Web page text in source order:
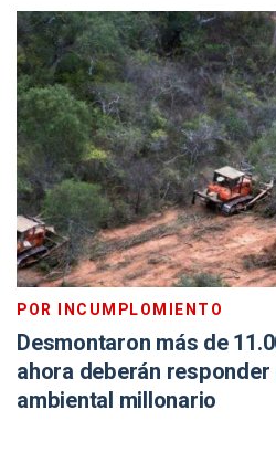
POR INCUMPLOMIENTO
Desmontaron más de
ahora deberán
ambiental millonario